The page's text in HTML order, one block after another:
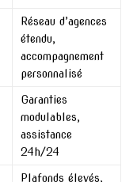
Réseau d’agences
étendu,
accompagnement
personnalisé
Garanties
modulables,
assistance
24h/24
Plafonds élevés,